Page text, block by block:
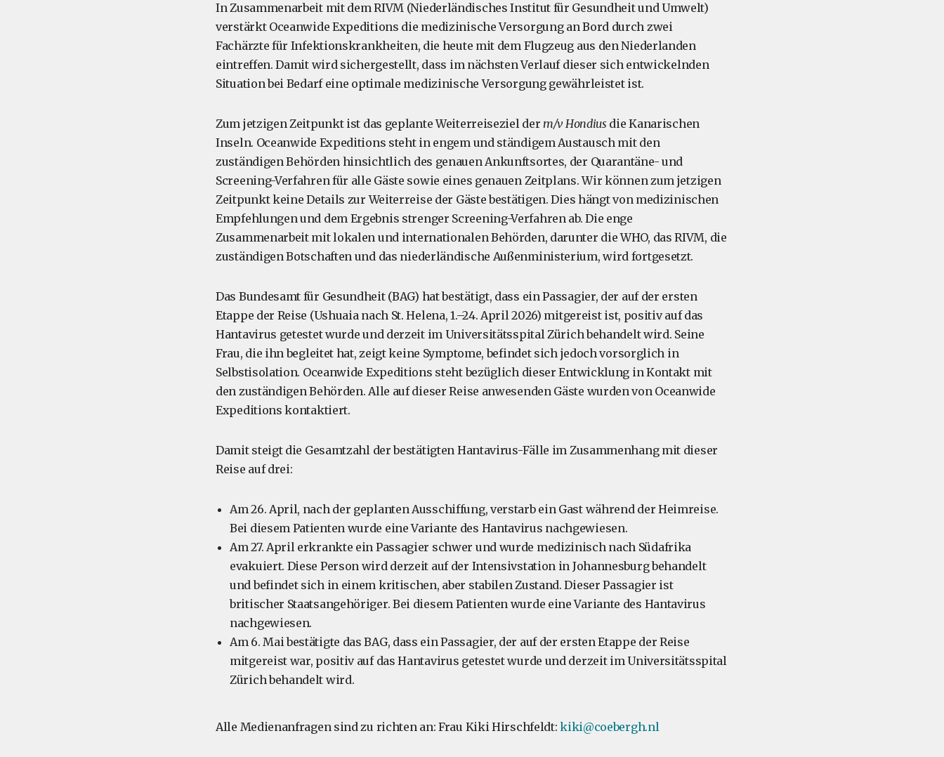
In Zusammenarbeit mit dem RIVM (Niederländisches Institut für Gesundheit und Umwelt)
verstärkt Oceanwide Expeditions die medizinische Versorgung an Bord durch zwei
Fachärzte für Infektionskrankheiten, die heute mit dem Flugzeug aus den Niederlanden
eintreffen. Damit wird sichergestellt, dass im nächsten Verlauf dieser sich entwickelnden
Situation bei Bedarf eine optimale medizinische Versorgung gewährleistet ist.
Zum jetzigen Zeitpunkt ist das geplante Weiterreiseziel der m/v Hondius die Kanarischen
Inseln. Oceanwide Expeditions steht in engem und ständigem Austausch mit den
zuständigen Behörden hinsichtlich des genauen Ankunftsortes, der Quarantäne- und
Screening-Verfahren für alle Gäste sowie eines genauen Zeitplans. Wir können zum jetzigen
Zeitpunkt keine Details zur Weiterreise der Gäste bestätigen. Dies hängt von medizinischen
Empfehlungen und dem Ergebnis strenger Screening-Verfahren ab. Die enge
Zusammenarbeit mit lokalen und internationalen Behörden, darunter die WHO, das RIVM, die
zuständigen Botschaften und das niederländische Außenministerium, wird fortgesetzt.
Das Bundesamt für Gesundheit (BAG) hat bestätigt, dass ein Passagier, der auf der ersten
Etappe der Reise (Ushuaia nach St. Helena, 1.–24. April 2026) mitgereist ist, positiv auf das
Hantavirus getestet wurde und derzeit im Universitätsspital Zürich behandelt wird. Seine
Frau, die ihn begleitet hat, zeigt keine Symptome, befindet sich jedoch vorsorglich in
Selbstisolation. Oceanwide Expeditions steht bezüglich dieser Entwicklung in Kontakt mit
den zuständigen Behörden. Alle auf dieser Reise anwesenden Gäste wurden von Oceanwide
Expeditions kontaktiert.
Damit steigt die Gesamtzahl der bestätigten Hantavirus-Fälle im Zusammenhang mit dieser
Reise auf drei:
Am 26. April, nach der geplanten Ausschiffung, verstarb ein Gast während der Heimreise.
Bei diesem Patienten wurde eine Variante des Hantavirus nachgewiesen.
Am 27. April erkrankte ein Passagier schwer und wurde medizinisch nach Südafrika
evakuiert. Diese Person wird derzeit auf der Intensivstation in Johannesburg behandelt
und befindet sich in einem kritischen, aber stabilen Zustand. Dieser Passagier ist
britischer Staatsangehöriger. Bei diesem Patienten wurde eine Variante des Hantavirus
nachgewiesen.
Am 6. Mai bestätigte das BAG, dass ein Passagier, der auf der ersten Etappe der Reise
mitgereist war, positiv auf das Hantavirus getestet wurde und derzeit im Universitätsspital
Zürich behandelt wird.
Alle Medienanfragen sind zu richten an: Frau Kiki Hirschfeldt:kiki@coebergh.nl